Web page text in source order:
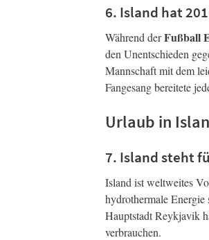
6. Island hat
Während derFußball
den Unentschieden
Mannschaft mit dem
Fangesang bereitete
Urlaub in
7. Island steht
Island ist weltweites
hydrothermale
Hauptstadt Reykjavik
verbrauchen.